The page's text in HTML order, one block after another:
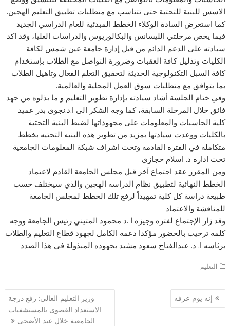
الاسس للبنية للتحتية حتى تتناسب مع متطلبات تطبيق التعليم الهجين.
كما استعرض السادة الوكلاء الخطط المبدئية للعام الدراسي الجديد
فيما يخص مرحلتي الليسانس والبكالوريوس والدراسات العليا، وقد اكد
سيادته على الدعم الدائم من قبل إدارة جامعة عين شمس لكافة
الكليات وتذليل كافة العقبات وضرورة التواصل مع الطلاب بإستخدام
كافة السبل التكنولوجية الحديثة لتحقيق التعلم الفعال وتاهيل الطلاب
بما يتوافق مع متطلبات سوق العمل المحلية والعالمية.
وفي ختام الجلسة أشاد سيادته بإدارة تطوير التعليم و ما بذلوه من جهد
فائق خلال المرحلة السابقة، كما وجه الشكر الى ا.د.نجوى بدر عميد
كلية الحاسبات والمعلومات على مجهوداتها لضبط البنية التحتية
بالكليات ووعدت سيادتها بمزيد من تطوير هذه البنيه التحتيه بخطط
متكامله في الفتره القادمه وتحت اشراف شبكة المعلومات الجامعية
تحت اداره د. اسلام حجازي
ومن المقرر عقد اجتماع آخر قبل مجلس الجامعة القادم لاعتماد
الخطط النهائية لتطبيق نظام الدراسه الهجين والذي سيختلف حسب
طبيعة دراسة كل كلية تمهيداً لرفع تلك الخطط لمجلس الجامعة
للمناقشة والاعتماد
وقد زار الإجتماع لفتره وجيزه ا .د محمود المتيني رئيس الجامعة ووجه
كلمه ترحيب بالحضور مؤكدا دعمه الكامل لجهود قطاع التعليم والطلاب
برئاسه ا. د. عبدالفتاح سعود مشيد بجهوده المبذولة في هذا الصدد
التعليم
تصفّح
المقالات
إنه يوم عرفه
وزير التعليم العالي: رفع درجة
الاستعداد القصوى بالمستشفيات
الجامعية خلال عيد الأضحى